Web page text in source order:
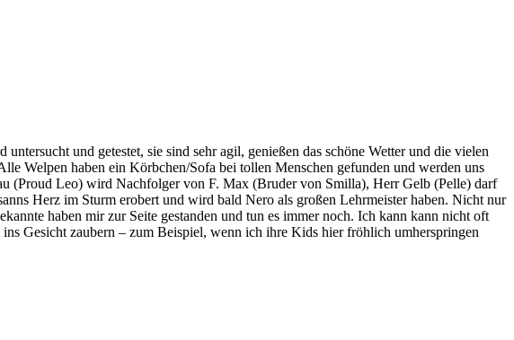
und getestet, sie sind sehr agil, genießen das schöne Wetter und die vielen
Welpen haben ein Körbchen/Sofa bei tollen Menschen gefunden und werden uns
(Proud Leo) wird Nachfolger von F. Max (Bruder von Smilla), Herr Gelb (Pelle) darf
Herz im Sturm erobert und wird bald Nero als großen Lehrmeister haben. Nicht nur
haben mir zur Seite gestanden und tun es immer noch. Ich kann kann nicht oft
Gesicht zaubern – zum Beispiel, wenn ich ihre Kids hier fröhlich umherspringen